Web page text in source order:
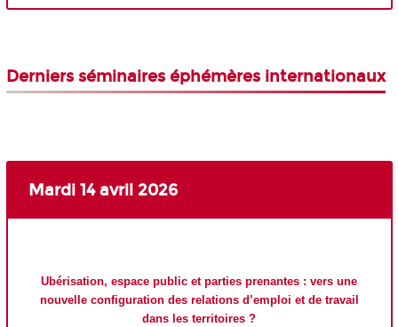
Derniers séminaires éphémères internationaux
Mardi 14 avril 2026
Ubérisation, espace public et parties prenantes : vers une
nouvelle configuration des relations d’emploi et de travail
dans les territoires ?